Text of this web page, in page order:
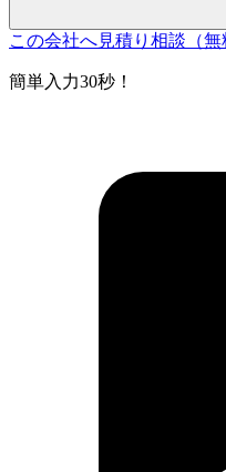
この会社へ見積り相談（無
簡単入力30秒！